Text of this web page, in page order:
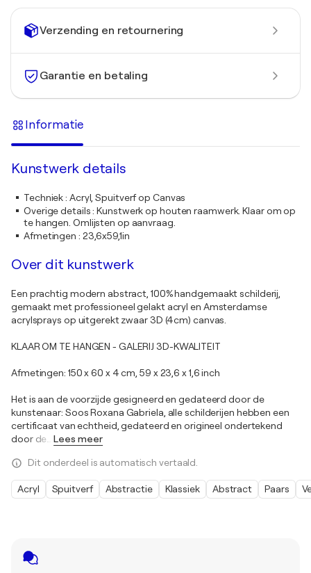
Verzending en retournering
Garantie en betaling
Informatie
Kunstwerk details
Techniek: Acryl, Spuitverf op Canvas
Overige details:Kunstwerk op houten raamwerk. Klaar om op
te hangen. Omlijsten op aanvraag.
Afmetingen : 23,6x59,1in
Over dit kunstwerk
Een prachtig modern abstract, 100% handgemaakt schilderij,
gemaakt met professioneel gelakt acryl en Amsterdamse
acrylsprays op uitgerekt zwaar 3D (4cm) canvas.
KLAAR OM TE HANGEN - GALERIJ 3D-KWALITEIT
Afmetingen: 150 x 60 x 4 cm, 59 x 23,6 x 1,6 inch
Het is aan de voorzijde gesigneerd en gedateerd door de
kunstenaar: Soos Roxana Gabriela, alle schilderijen hebben een
certificaat van echtheid, gedateerd en origineel ondertekend
door de
Lees meer
Dit onderdeel is automatisch vertaald.
Acryl Spuitverf Abstractie Klassiek Abstract Paars